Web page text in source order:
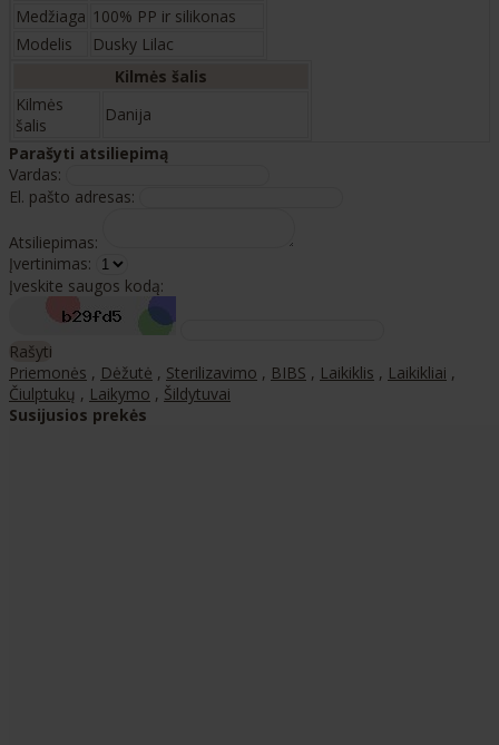
Medžiaga 100% PP ir silikonas
Modelis
Dusky Lilac
Kilmės šalis
Kilmės
šalis
Danija
Parašyti atsiliepimą
Vardas:
El. pašto adresas:
Atsiliepimas:
Įvertinimas:
Įveskite saugos kodą:
Rašyti
Priemonės , Dėžutė , Sterilizavimo , BIBS , Laikiklis , Laikikliai ,
Čiulptukų , Laikymo , Šildytuvai
Susijusios prekės